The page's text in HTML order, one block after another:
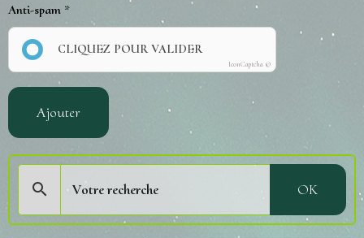
Anti-spam
CLIQUEZ POUR VALIDER
IconCaptcha ©
Ajouter
OK